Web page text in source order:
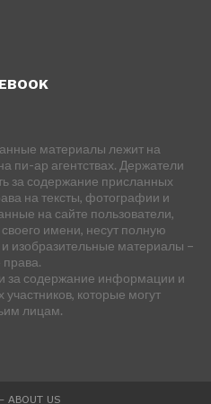
материалы лежит на
пи-ар агентствах. Держатели
за содержание присланных
на тексты, фотографии и
на сайте пользователи,
имени, несут полную
и изобразительные материалы –
права.
за содержание информации и
которые могут
лицам.
US